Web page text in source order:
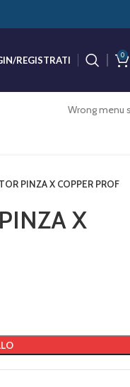
REGISTRATI 0
Wrong menu
PINZA X COPPER PROF
X